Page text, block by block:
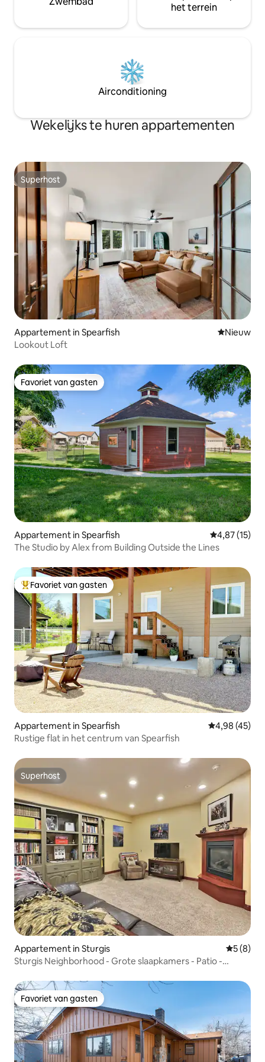
het terrein
Airconditioning
Wekelijks te huren appartementen
Superhost
Superhost
Appartement in Spearfish Nieuwe
Nieuw
Lookout Loft
Favoriet van gasten
Favoriet van gasten
Appartement in Spearfish Gemiddelde
4,87 (15)
The Studio by Alex from Building Outside the Lines
Topfavoriet van gasten
Favoriet van gasten
Appartement in Spearfish Gemiddelde
4,98 (45)
Rustige flat in het centrum van Spearfish
Superhost
Superhost
Appartement in Sturgis
5 (8)
Sturgis Neighborhood - Grote slaapkamers - Patio -
Favoriet van gasten
Favoriet van gasten